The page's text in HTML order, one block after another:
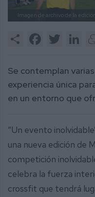
Imagen de archivo de la
Share FacebookTwitter
Se contemplan
experiencia única
en un entorno que
“Un evento
una nueva edición de
competición
celebra la fuerza
crossfit que tendrá